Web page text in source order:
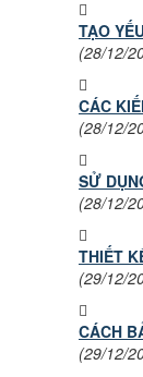
TẠO
(28/12/
CÁC
(28/12/
SỬ
(28/12/
THIẾT
(29/12/
CÁCH
(29/12/